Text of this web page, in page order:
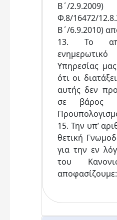
Β΄/
Φ.8/16472/
Β΄/6.9.2010)
13. To
Υπηρεσίας
ότι οι
αυτής δεν
σε βάρος
15. Την υπ’
θετική
για την εν
του
αποφασίζουμε: